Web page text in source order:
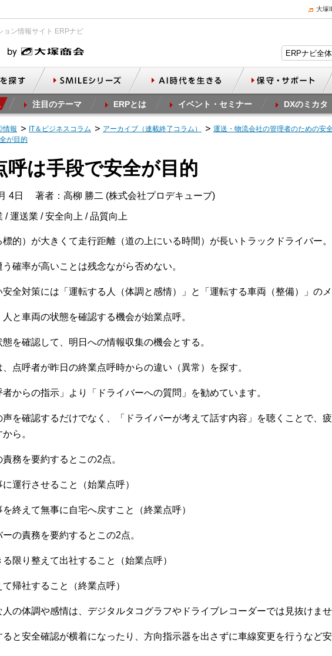
大塚
ョン情報サイト ERPナビ
注目のテーマ ERPとは イベント・セミナー DXのミカタ
情報 IT＆ビジネスコラム アーカイブ（連載終了コラム）
運送・物流会社の管理者のための安
が目的
呼は手段で安全が目的
4日 著者：高柳 勝二 (株式会社プロデキューブ)
/ 運送業 / 安全向上 / 品質向上
的）が大きくて走行距離（道の上にいる時間）が長いトラックドライバー。
確率が高いことは残念ながら否めない。
全対策には「運転する人（体調と感情）」と「運転する車両（整備）」の
と車両の状態を確認する機会が始業点呼。
を確認して、明日への情報収集の機会とする。
点呼者が昨日の終業点呼時からの違い（異常）を探す。
からの指示」より「ドライバーへの質問」を勧めています。
を確認するだけでなく、「ドライバーが考えて話す内容」を聴くことで、
ら。
務を要約するとこの2点。
に運行させること（始業点呼）
を終えて無事に自宅へ戻すこと（終業点呼）
の責務を要約するとこの2点。
る限り整えて出社すること（始業点呼）
帰社すること（終業点呼）
の体調や感情は、デジタルタコグラフやドライブレコーダーでは見抜けま
と安全確認が横着になったり、方向指示器を出さずに車線変更を行うなど